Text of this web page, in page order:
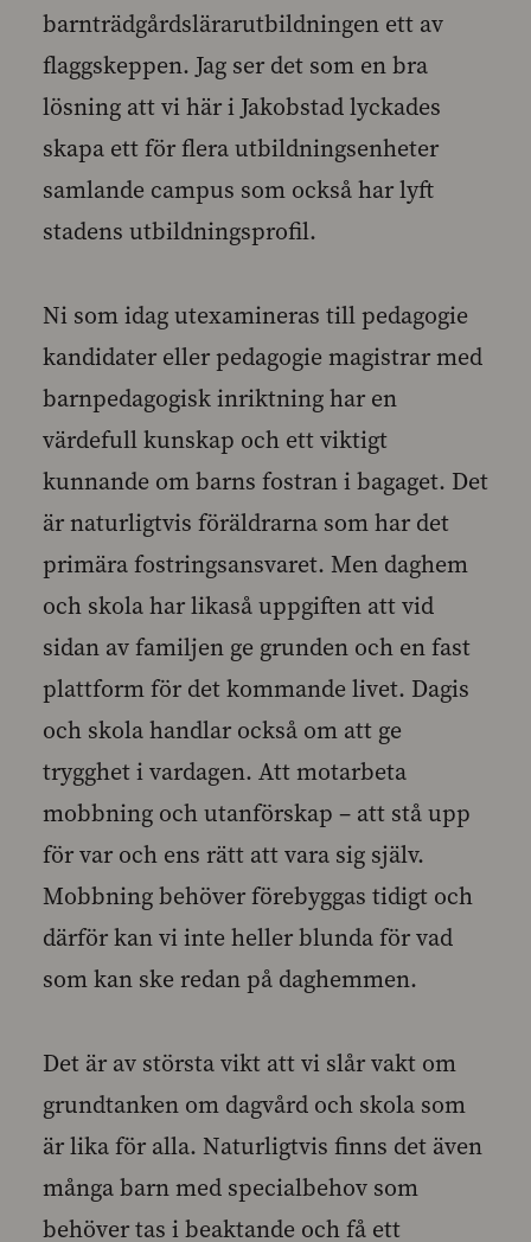
barnträdgårdslärarutbildningen ett av
flaggskeppen. Jag ser det som en bra
lösning att vi här i Jakobstad lyckades
skapa ett för flera utbildningsenheter
samlande campus som också har lyft
stadens utbildningsprofil.
Ni som idag utexamineras till pedagogie
kandidater eller pedagogie magistrar med
barnpedagogisk inriktning har en
värdefull kunskap och ett viktigt
kunnande om barns fostran i bagaget. Det
är naturligtvis föräldrarna som har det
primära fostringsansvaret. Men daghem
och skola har likaså uppgiften att vid
sidan av familjen ge grunden och en fast
plattform för det kommande livet. Dagis
och skola handlar också om att ge
trygghet i vardagen. Att motarbeta
mobbning och utanförskap – att stå upp
för var och ens rätt att vara sig själv.
Mobbning behöver förebyggas tidigt och
därför kan vi inte heller blunda för vad
som kan ske redan på daghemmen.
Det är av största vikt att vi slår vakt om
grundtanken om dagvård och skola som
är lika för alla. Naturligtvis finns det även
många barn med specialbehov som
behöver tas i beaktande och få ett